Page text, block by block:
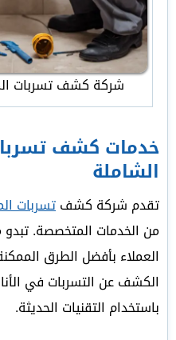
شركة كشف تسربات
خدمات كشف
الشاملة
تقدم شركة كشفتسربات
من الخدمات المتخصصة. تبدو
العملاء بأفضل الطرق
الكشف عن التسربات في
باستخدام التقنيات الحديثة.